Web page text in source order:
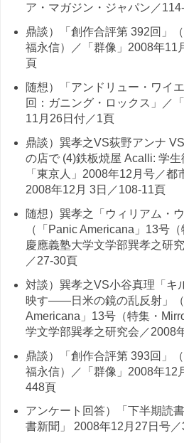
ア・マガジン・ジャパン／
鼎談）「創作合評第 392回」
福永信）／「群像」2008年11
頁
随想）「アンドリュー・ワイ
回：ガニング・ロックス」／
11月26日付／1頁
鼎談）巽孝之VS荻野アンナ
の店で (4)鉄板焼屋 Acalli: 学
「東京人」2008年12月号／都
2008年12月 3日／108-11頁
随想）巽孝之「ウィリアム・
（「Panic Americana」13号
慶應義塾大学文学部巽孝之研
／27-30頁
対談）巽孝之VS小谷真理「キ
映す——日米の鏡の乱反射」
Americana」13号（特集・
学文学部巽孝之研究会／2008
鼎談）「創作合評第 393回」
福永信）／「群像」2008年12
448頁
アンケート回答）「下半期読
書新聞」 2008年12月27日号／